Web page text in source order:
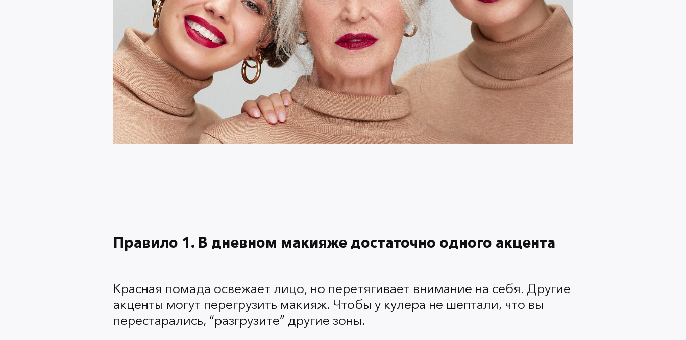
✅ Не даются стрелки? Растушуйте их в легкие смоки
нейтральными коричневыми, светло-серыми или
мерцающими тенями/карандашами для век.
✅ Свежий розовый или персиковый румянец ненавязчиво
подчеркнет черты лица, не перетягивая внимание на себя.
Правило 1. В дневном макияже достаточно одного акцента
Красная помада освежает лицо, но перетягивает внимание на себя. Другие
акценты могут перегрузить макияж. Чтобы у кулера не шептали, что вы
перестарались, “разгрузите” другие зоны.